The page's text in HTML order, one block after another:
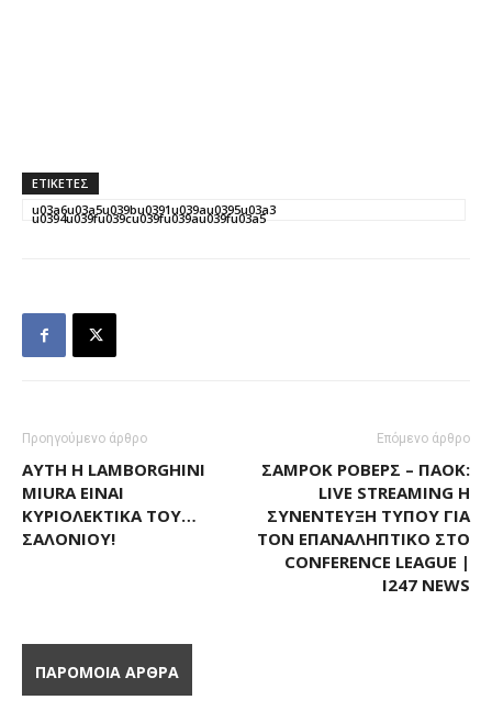
ΕΤΙΚΕΤΕΣ
u03a6u03a5u039bu0391u039au0395u03a3
u0394u039fu039cu039fu039au039fu03a5
Προηγούμενο άρθρο
ΑΥΤΉ Η LAMBORGHINI
MIURA ΕΊΝΑΙ
ΚΥΡΙΟΛΕΚΤΙΚΆ ΤΟΥ…
ΣΑΛΟΝΙΟΎ!
Επόμενο άρθρο
ΣΆΜΡΟΚ ΡΌΒΕΡΣ – ΠΑΟΚ:
LIVE STREAMING Η
ΣΥΝΈΝΤΕΥΞΗ ΤΎΠΟΥ ΓΙΑ
ΤΟΝ ΕΠΑΝΑΛΗΠΤΙΚΌ ΣΤΟ
CONFERENCE LEAGUE |
I247 NEWS
ΠΑΡΟΜΟΙΑ ΑΡΘΡΑ